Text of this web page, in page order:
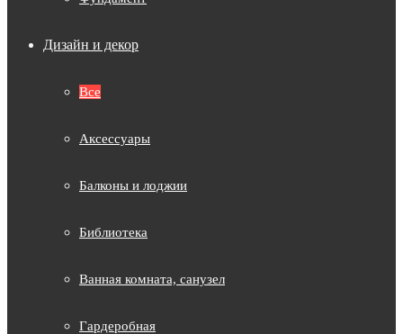
Дизайн и декор
Все
Аксессуары
Балконы и лоджии
Библиотека
Ванная комната, санузел
Гардеробная